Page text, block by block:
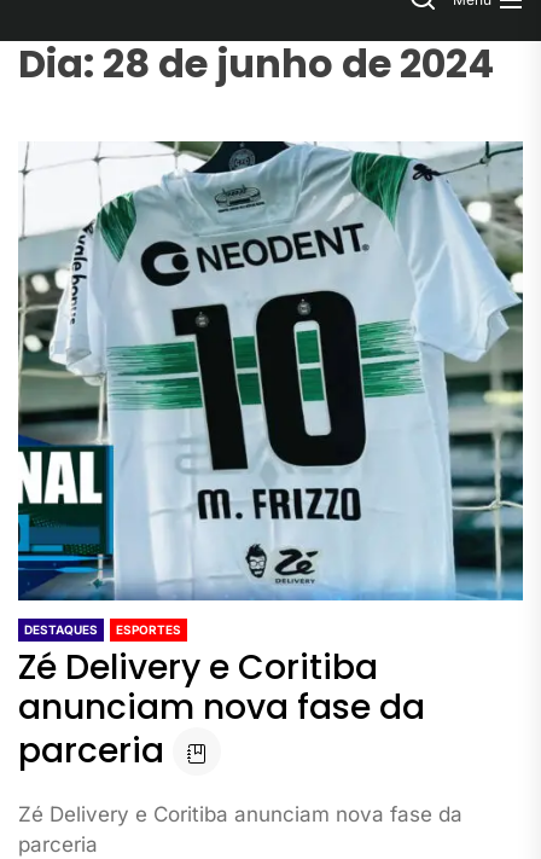
Dia: 28 de junho de 2024
DESTAQUES ESPORTES
Zé Delivery e Coritiba
anunciam nova fase da
parceria
Zé Delivery e Coritiba anunciam nova fase da
parceria